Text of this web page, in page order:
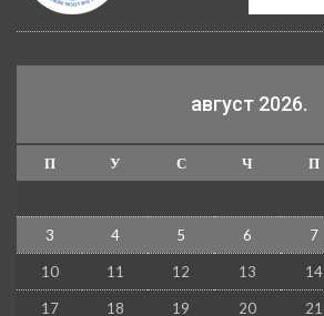
август 2026.
П У С Ч П
3 4 5 6 7
10 11 12 13 14
17 18 19 20 21